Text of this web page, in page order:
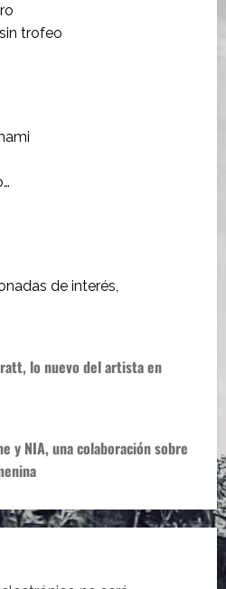
trofeo
de interés,
lo nuevo del artista en
y NIA, una colaboración sobre